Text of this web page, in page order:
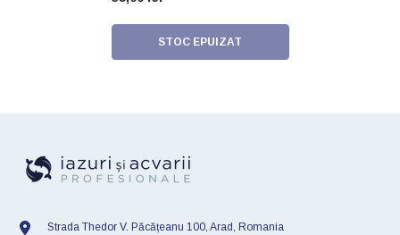
STOC EPUIZAT
Strada Thedor V. Păcățeanu 100, Arad, Romania